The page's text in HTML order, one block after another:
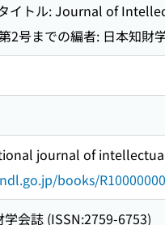
イトル: Journal of
2号までの編者: 日本知財
journal of
books/
会誌 (ISSN:2759-6753)